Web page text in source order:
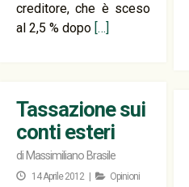
creditore, che è sceso
al 2,5 % dopo […]
Tassazione sui
conti esteri
di Massimiliano Brasile
14 Aprile 2012 | Opinioni